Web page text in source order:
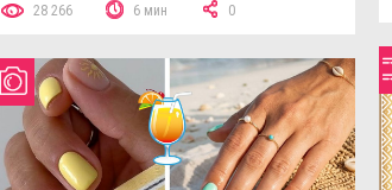
28 266 6 мин 0